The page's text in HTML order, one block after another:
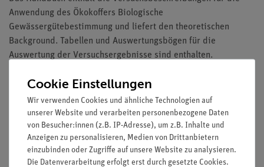
Anwendung des Ökokoffers Biologische
Gewässergütebestimmung und liefert den theoretischen
Background. Tabellen und Auswertungsbögen für die
Auswertung der Versuchsergebnisse sind enthalten.
Media / Downloads
Versandkostenfrei ab 300,- €
Cookie Einstellungen
Wir verwenden Cookies und ähnliche Technologien auf
unserer Website und verarbeiten personenbezogene Daten
von Besucher:innen (z.B. IP-Adresse), um z.B. Inhalte und
Anzeigen zu personalisieren, Medien von Drittanbietern
einzubinden oder Zugriffe auf unsere Website zu analysieren.
Die Datenverarbeitung erfolgt erst durch gesetzte Cookies.